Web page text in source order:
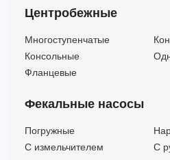
Центробежные
Многоступенчатые
Консольные
Фланцевые
Фекальные насосы
Погружные
C измельчителем
С